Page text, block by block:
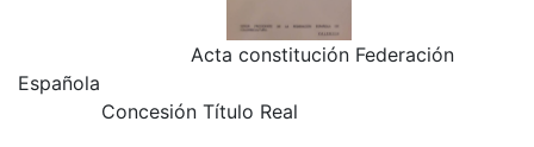
Acta constitución Federación
Española
Concesión Título Real